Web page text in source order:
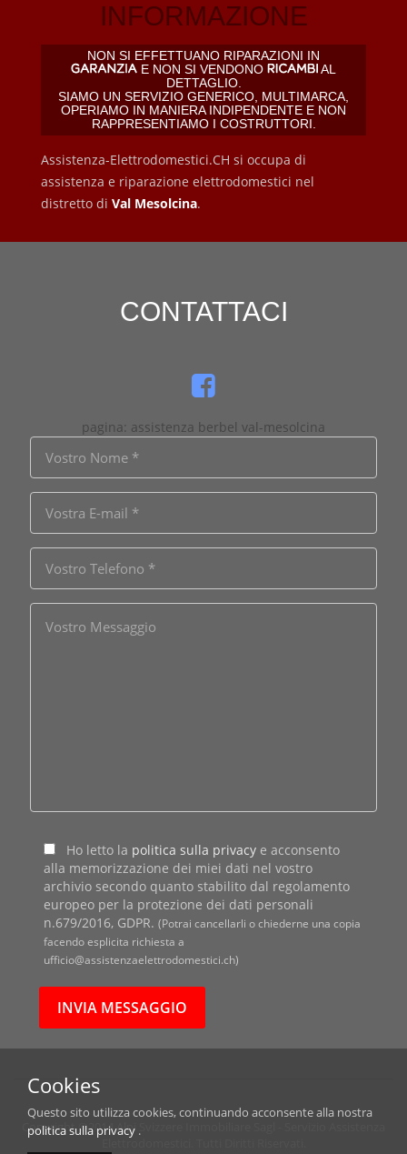
INFORMAZIONE
NON SI EFFETTUANO RIPARAZIONI IN
E NON SI VENDONO
AL
DETTAGLIO.
SIAMO UN SERVIZIO GENERICO, MULTIMARCA,
OPERIAMO IN MANIERA INDIPENDENTE E NON
RAPPRESENTIAMO I COSTRUTTORI.
Assistenza-Elettrodomestici.CH si occupa di
assistenza e riparazione elettrodomestici nel
distretto di Val Mesolcina.
CONTATTACI
pagina: assistenza berbel val-mesolcina
Ho letto la politica sulla privacy e acconsento
alla memorizzazione dei miei dati nel vostro
archivio secondo quanto stabilito dal regolamento
europeo per la protezione dei dati personali
n.679/2016, GDPR. (Potrai cancellarli o chiederne una copia
facendo esplicita richiesta a
ufficio@assistenzaelettrodomestici.ch)
Copyright ©2014 Alpi Svizzere Immobiliare Sagl - Servizio Assistenza
Elettrodomestici. Tutti Diritti Riservati.
Cookies
Questo sito utilizza cookies, continuando acconsente alla nostra
politica sulla privacy .